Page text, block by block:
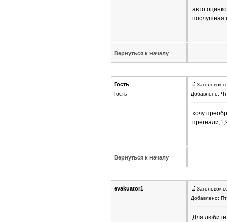
авто
послушная
Вернуться к началу
Гость
Гость
Заголовок
Добавлено:
хочу
Вернуться к началу
evakuator1
Заголовок
Добавлено:
Для